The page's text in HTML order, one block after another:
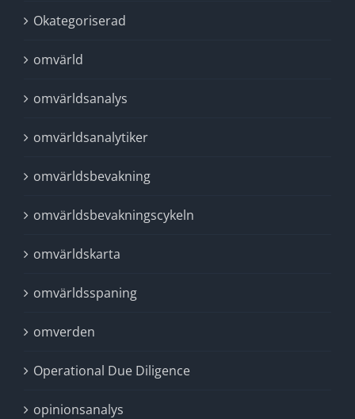
Okategoriserad
omvärld
omvärldsanalys
omvärldsanalytiker
omvärldsbevakning
omvärldsbevakningscykeln
omvärldskarta
omvärldsspaning
omverden
Operational Due Diligence
opinionsanalys